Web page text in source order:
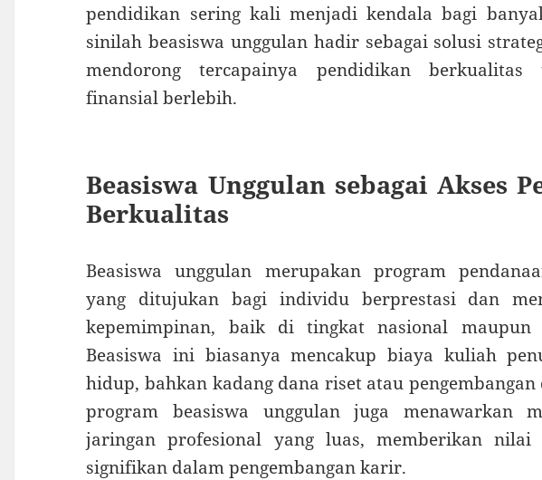
pendidikan sering kali menjadi kendala bagi
sinilah beasiswa unggulan hadir sebagai solusi
mendorong tercapainya pendidikan berkualitas
finansial berlebih.
Beasiswa Unggulan sebagai Akses
Berkualitas
Beasiswa unggulan merupakan program
yang ditujukan bagi individu berprestasi dan
kepemimpinan, baik di tingkat nasional maupun
Beasiswa ini biasanya mencakup biaya kuliah
hidup, bahkan kadang dana riset atau
program beasiswa unggulan juga menawarkan
jaringan profesional yang luas, memberikan nilai
signifikan dalam pengembangan karir.